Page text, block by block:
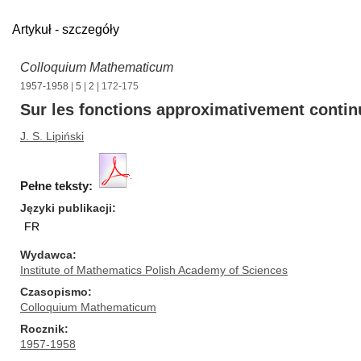
Artykuł - szczegóły
Colloquium Mathematicum
1957-1958 5 2 | 172-175
Sur les fonctions approximativement
J. S. Lipiński
Pełne teksty:
Języki publikacji
FR
Wydawca
Institute of Mathematics Polish Academy of Sciences
Czasopismo
Colloquium Mathematicum
Rocznik
1957-1958